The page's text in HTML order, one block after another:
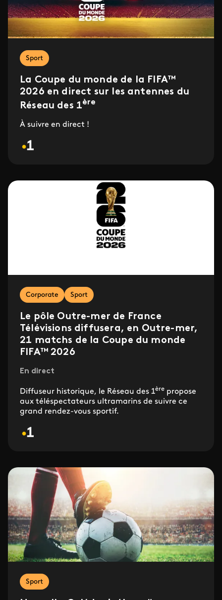
Sport
La Coupe du monde de la FIFA™
2026 en direct sur les antennes du
Réseau des 1ère
À suivre en direct !
Corporate Sport
Le pôle Outre-mer de France
Télévisions diffusera, en Outre-mer,
21 matchs de la Coupe du monde
FIFA™ 2026
En direct
Diffuseur historique, le Réseau des 1ère propose
aux téléspectateurs ultramarins de suivre ce
grand rendez-vous sportif.
Sport